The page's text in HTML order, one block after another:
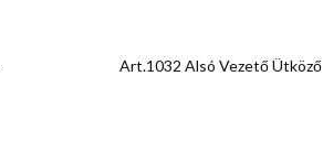
Art.1032 Alsó Vezető Ütköző
Előnézet